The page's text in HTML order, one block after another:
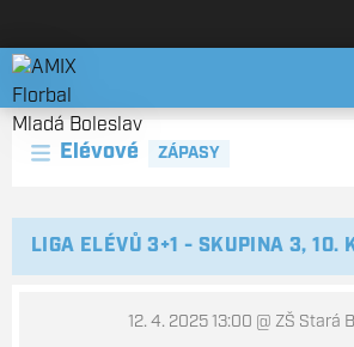
AMIX Florbal Mladá Boleslav
Elévové ZÁPASY
LIGA ELÉVŮ 3+1 - SKUPINA 3, 10.
12. 4. 2025 13:00 @ ZŠ Stará